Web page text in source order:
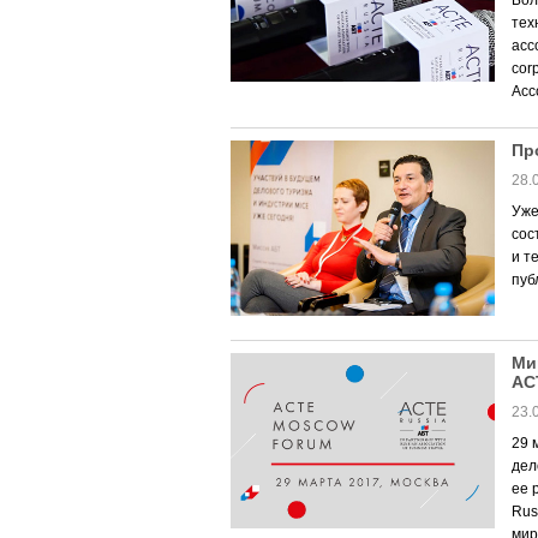
и
29
ее